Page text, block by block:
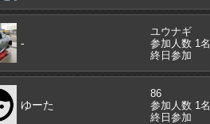
-
ユウナギ
参加人数 1名
終日参加
ゆーた
86
参加人数 1名
終日参加